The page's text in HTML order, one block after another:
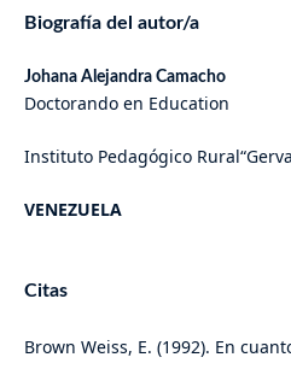
Biografía del autor/a
Johana Alejandra Camacho
Doctorando en Education
Instituto Pedagógico
VENEZUELA
Citas
Brown Weiss, E. (1992). En